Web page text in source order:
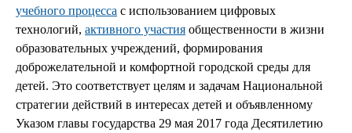
учебного процесса с использованием цифровых
технологий, активного участия общественности в жизни
образовательных учреждений, формирования
доброжелательной и комфортной городской среды для
детей. Это соответствует целям и задачам Национальной
стратегии действий в интересах детей и объявленному
Указом главы государства 29 мая 2017 года Десятилетию